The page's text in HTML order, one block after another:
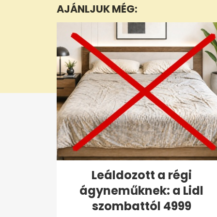
47
secondsVolume
0%
AJÁNLJUK MÉG:
Leáldozott a régi
ágyneműknek: a Lidl
szombattól 4999